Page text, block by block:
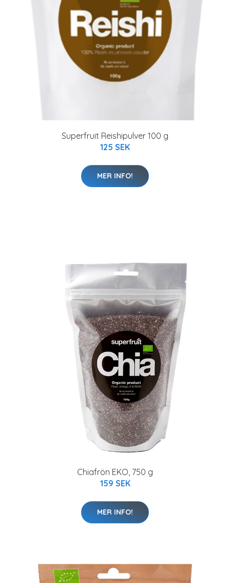
Superfruit Reishipulver 100 g
125 SEK
MER INFO!
Chiafrön EKO, 750 g
159 SEK
MER INFO!